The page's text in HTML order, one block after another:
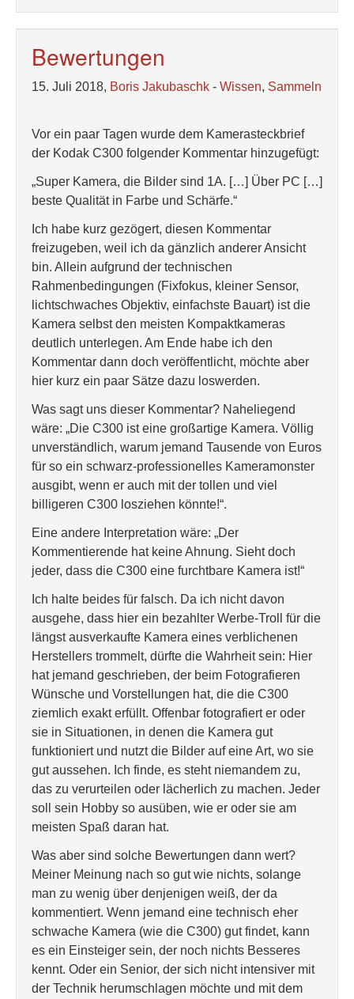
Bewertungen
15. Juli 2018, Boris Jakubaschk - Wissen, Sammeln
Vor ein paar Tagen wurde dem Kamerasteckbrief
der Kodak C300 folgender Kommentar hinzugefügt:
„Super Kamera, die Bilder sind 1A. […] Über PC […]
beste Qualität in Farbe und Schärfe.“
Ich habe kurz gezögert, diesen Kommentar
freizugeben, weil ich da gänzlich anderer Ansicht
bin. Allein aufgrund der technischen
Rahmenbedingungen (Fixfokus, kleiner Sensor,
lichtschwaches Objektiv, einfachste Bauart) ist die
Kamera selbst den meisten Kompaktkameras
deutlich unterlegen. Am Ende habe ich den
Kommentar dann doch veröffentlicht, möchte aber
hier kurz ein paar Sätze dazu loswerden.
Was sagt uns dieser Kommentar? Naheliegend
wäre: „Die C300 ist eine großartige Kamera. Völlig
unverständlich, warum jemand Tausende von Euros
für so ein schwarz-professionelles Kameramonster
ausgibt, wenn er auch mit der tollen und viel
billigeren C300 losziehen könnte!“.
Eine andere Interpretation wäre: „Der
Kommentierende hat keine Ahnung. Sieht doch
jeder, dass die C300 eine furchtbare Kamera ist!“
Ich halte beides für falsch. Da ich nicht davon
ausgehe, dass hier ein bezahlter Werbe-Troll für die
längst ausverkaufte Kamera eines verblichenen
Herstellers trommelt, dürfte die Wahrheit sein: Hier
hat jemand geschrieben, der beim Fotografieren
Wünsche und Vorstellungen hat, die die C300
ziemlich exakt erfüllt. Offenbar fotografiert er oder
sie in Situationen, in denen die Kamera gut
funktioniert und nutzt die Bilder auf eine Art, wo sie
gut aussehen. Ich finde, es steht niemandem zu,
das zu verurteilen oder lächerlich zu machen. Jeder
soll sein Hobby so ausüben, wie er oder sie am
meisten Spaß daran hat.
Was aber sind solche Bewertungen dann wert?
Meiner Meinung nach so gut wie nichts, solange
man zu wenig über denjenigen weiß, der da
kommentiert. Wenn jemand eine technisch eher
schwache Kamera (wie die C300) gut findet, kann
es ein Einsteiger sein, der noch nichts Besseres
kennt. Oder ein Senior, der sich nicht intensiver mit
der Technik herumschlagen möchte und mit dem